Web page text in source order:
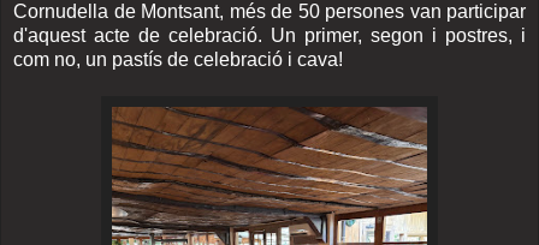
Cornudella de Montsant, més de 50 persones van participar
d'aquest acte de celebració. Un primer, segon i postres, i
com no, un pastís de celebració i cava!